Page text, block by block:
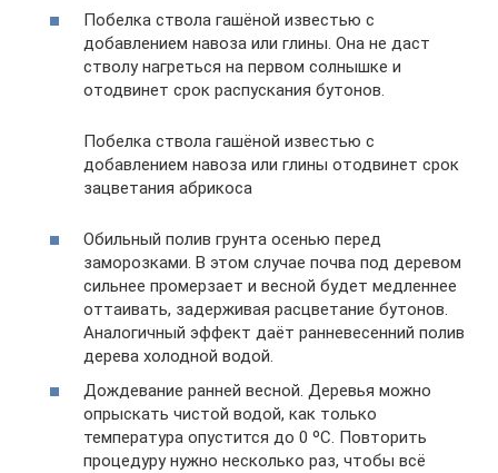
Побелка ствола гашёной известью с
добавлением навоза или глины. Она не даст
стволу нагреться на первом солнышке и
отодвинет срок распускания бутонов.
Побелка ствола гашёной известью с
добавлением навоза или глины отодвинет срок
зацветания абрикоса
Обильный полив грунта осенью перед
заморозками. В этом случае почва под деревом
сильнее промерзает и весной будет медленнее
оттаивать, задерживая расцветание бутонов.
Аналогичный эффект даёт ранневесенний полив
дерева холодной водой.
Дождевание ранней весной. Деревья можно
опрыскать чистой водой, как только
температура опустится до 0 ºС. Повторить
процедуру нужно несколько раз, чтобы всё